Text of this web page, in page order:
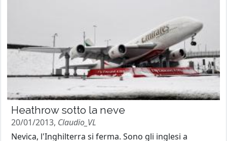
Heathrow sotto la neve
20/01/2013, Claudio_VL
Nevica, l'Inghilterra si ferma. Sono gli inglesi a